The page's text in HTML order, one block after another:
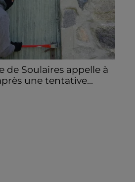
de Soulaires appelle à
une tentative...